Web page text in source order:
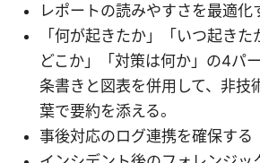
レポートの読みやすさを最適化
「何が起きたか」「いつ起き
どこか」「対策は何か」の4パ
条書きと図表を併用して、非技
葉で要約を添える。
事後対応のログ連携を確保する